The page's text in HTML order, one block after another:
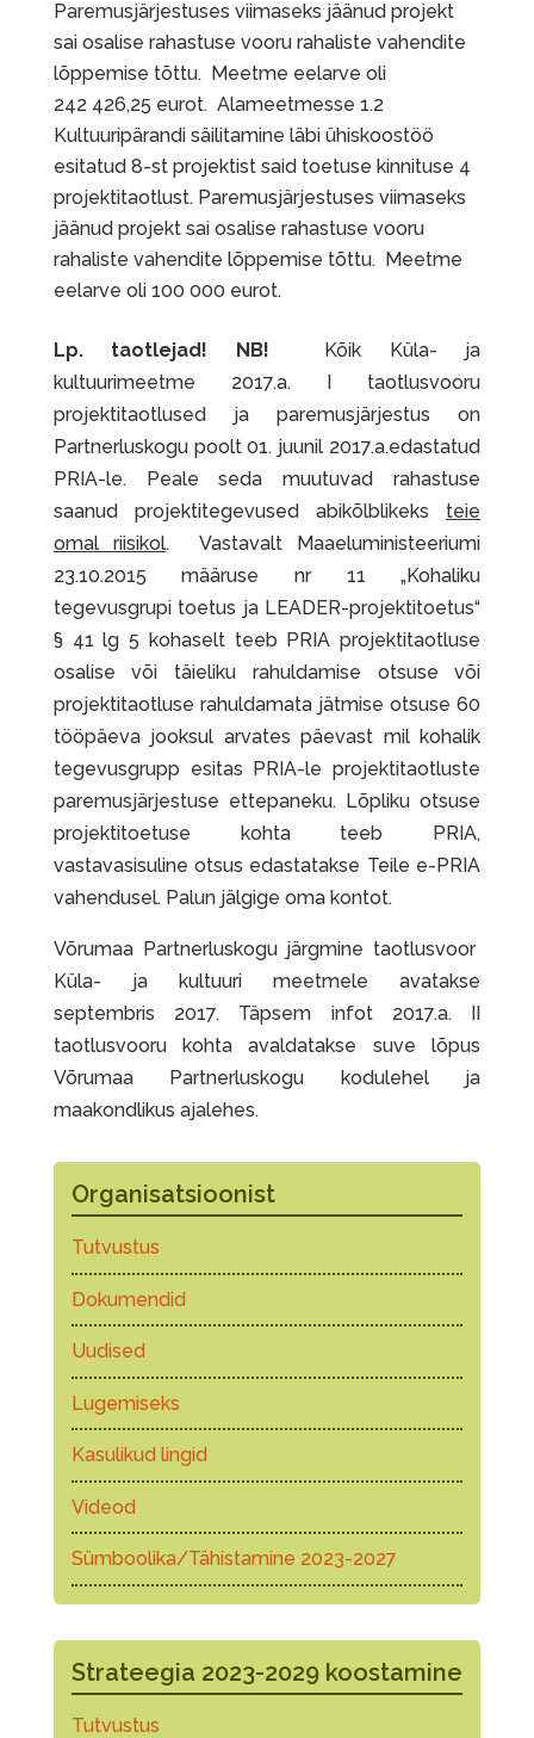
Paremusjärjestuses viimaseks jäänud projekt
sai osalise rahastuse vooru rahaliste vahendite
lõppemise tõttu. Meetme eelarve oli
242 426,25 eurot. Alameetmesse 1.2
Kultuuripärandi säilitamine läbi ühiskoostöö
esitatud 8-st projektist said toetuse kinnituse 4
projektitaotlust. Paremusjärjestuses viimaseks
jäänud projekt sai osalise rahastuse vooru
rahaliste vahendite lõppemise tõttu. Meetme
eelarve oli 100 000 eurot.
Lp. taotlejad! NB! Kõik Küla- ja
kultuurimeetme 2017.a. I taotlusvooru
projektitaotlused ja paremusjärjestus on
Partnerluskogu poolt 01. juunil 2017.a.edastatud
PRIA-le. Peale seda muutuvad rahastuse
saanud projektitegevused abikõlblikeks teie
omal riisikol. Vastavalt Maaeluministeeriumi
23.10.2015 määruse nr 11 „Kohaliku
tegevusgrupi toetus ja LEADER-projektitoetus“
§ 41 lg 5 kohaselt teeb PRIA projektitaotluse
osalise või täieliku rahuldamise otsuse või
projektitaotluse rahuldamata jätmise otsuse 60
tööpäeva jooksul arvates päevast mil kohalik
tegevusgrupp esitas PRIA-le projektitaotluste
paremusjärjestuse ettepaneku. Lõpliku otsuse
projektitoetuse kohta teeb PRIA,
vastavasisuline otsus edastatakse Teile e-PRIA
vahendusel. Palun jälgige oma kontot.
Võrumaa Partnerluskogu järgmine taotlusvoor
Küla- ja kultuuri meetmele avatakse
septembris 2017. Täpsem infot 2017.a. II
taotlusvooru kohta avaldatakse suve lõpus
Võrumaa Partnerluskogu kodulehel ja
maakondlikus ajalehes.
Organisatsioonist
Tutvustus
Dokumendid
Uudised
Lugemiseks
Kasulikud lingid
Videod
Sümboolika/Tähistamine 2023-2027
Strateegia 2023-2029 koostamine
Tutvustus